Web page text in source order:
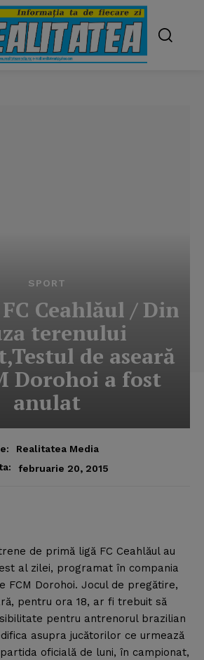
SPORT
Ceahlăul / Din
terenului
de aseară
Dorohoi a fost
anulat
Realitatea Media
februarie 20, 2015
de primă ligă FC Ceahlăul au
al zilei, programat în compania
FCM Dorohoi. Jocul de pregătire,
pentru ora 18, ar fi trebuit să
pentru antrenorul brazilian
asupra jucătorilor ce urmează
oficială de luni, în campionat,